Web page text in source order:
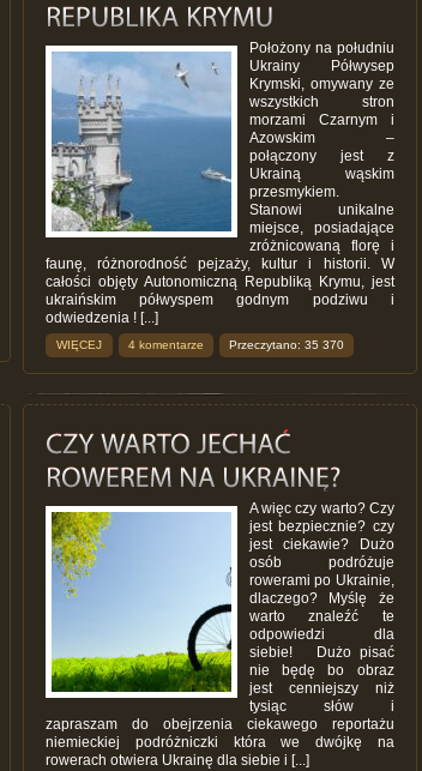
Położony na południu
Ukrainy Półwysep
Krymski, omywany ze
wszystkich stron
morzami Czarnym i
Azowskim –
połączony jest z
Ukrainą wąskim
przesmykiem.
Stanowi unikalne
miejsce, posiadające
zróżnicowaną florę i
faunę, różnorodność pejzaży, kultur i historii. W
całości objęty Autonomiczną Republiką Krymu, jest
ukraińskim półwyspem godnym podziwu i
odwiedzenia ! [...]
WIĘCEJ 4 komentarze Przeczytano: 35 370
A więc czy warto? Czy
jest bezpiecznie? czy
jest ciekawie? Dużo
osób podróżuje
rowerami po Ukrainie,
dlaczego? Myślę że
warto znaleźć te
odpowiedzi dla
siebie! Dużo pisać
nie będę bo obraz
jest cenniejszy niż
tysiąc słów i
zapraszam do obejrzenia ciekawego reportażu
niemieckiej podróżniczki która we dwójkę na
rowerach otwiera Ukrainę dla siebie i [...]